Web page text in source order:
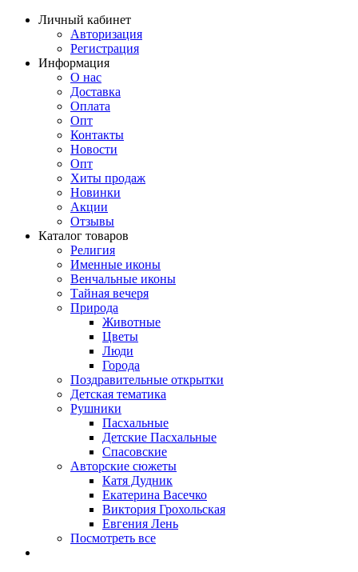
Личный кабинет
Авторизация
Регистрация
Информация
О нас
Доставка
Оплата
Опт
Контакты
Новости
Опт
Хиты продаж
Новинки
Акции
Отзывы
Каталог товаров
Религия
Именные иконы
Венчальные иконы
Тайная вечеря
Природа
Животные
Цветы
Люди
Города
Поздравительные открытки
Детская тематика
Рушники
Пасхальные
Детские Пасхальные
Спасовские
Авторские сюжеты
Катя Дудник
Екатерина Васечко
Виктория Грохольская
Евгения Лень
Посмотреть все